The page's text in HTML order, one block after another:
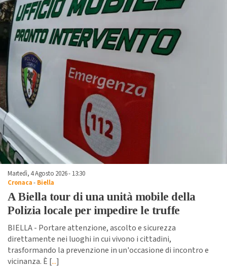
Martedì, 4 Agosto 2026 - 13:30
Cronaca- Biella
A Biella tour di una unità mobile della
Polizia locale per impedire le truffe
BIELLA - Portare attenzione, ascolto e sicurezza
direttamente nei luoghi in cui vivono i cittadini,
trasformando la prevenzione in un'occasione di incontro e
vicinanza. È [...]